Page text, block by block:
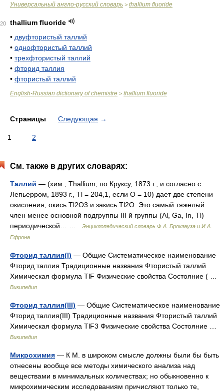
Универсальный англо-русский словарь > thallium fluoride
20
thallium fluoride
• двуфтористый таллий
• однофтористый таллий
• трехфтористый таллий
• фторид таллия
• фтористый таллий
English-Russian dictionary of chemistre > thallium fluoride
Страницы Следующая →
1 2
См. также в других словарях:
Таллий — (хим.; Thallium; по Круксу, 1873 г., и согласно с
Лепьерром, 1893 г., Tl = 204,1, если О = 10) дает две степени
окисления, окись Tl2О3 и закись Τl2O. Это самый тяжелый
член менее основной подгруппы III й группы (Al, Ga, In, Tl)
периодической… …
Энциклопедический словарь Ф.А. Брокгауза и И.А.
Ефрона
Фторид таллия(I) — Общие Систематическое наименование
Фторид таллия Традиционные названия Фтористый таллий
Химическая формула TlF Физические свойства Состояние ( …
Википедия
Фторид таллия(III) — Общие Систематическое наименование
Фторид таллия(III) Традиционные названия Фтористый таллий
Химическая формула TlF3 Физические свойства Состояние …
Википедия
Микрохимия — К М. в широком смысле должны были бы быть
отнесены вообще все методы химического анализа над
веществами в минимальных количествах; но обыкновенно к
микрохимическим исследованиям причисляют только те,